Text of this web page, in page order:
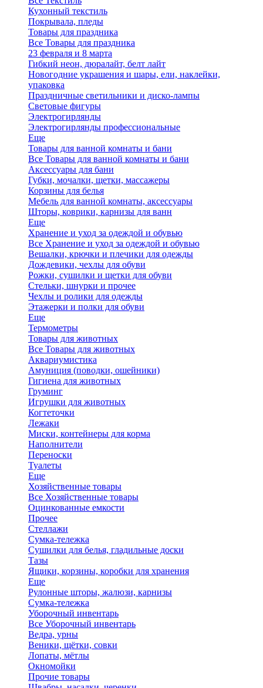
Кухонный текстиль
Покрывала, пледы
Товары для праздника
Все Товары для праздника
23 февраля и 8 марта
Гибкий неон, дюралайт, белт лайт
Новогодние украшения и шары, ели, наклейки,
упаковка
Праздничные светильники и диско-лампы
Световые фигуры
Электрогирлянды
Электрогирлянды профессиональные
Еще
Товары для ванной комнаты и бани
Все Товары для ванной комнаты и бани
Аксессуары для бани
Губки, мочалки, щетки, массажеры
Корзины для белья
Мебель для ванной комнаты, аксессуары
Шторы, коврики, карнизы для ванн
Еще
Хранение и уход за одеждой и обувью
Все Хранение и уход за одеждой и обувью
Вешалки, крючки и плечики для одежды
Дождевики, чехлы для обуви
Рожки, сушилки и щетки для обуви
Стельки, шнурки и прочее
Чехлы и ролики для одежды
Этажерки и полки для обуви
Еще
Термометры
Товары для животных
Все Товары для животных
Аквариумистика
Амуниция (поводки, ошейники)
Гигиена для животных
Груминг
Игрушки для животных
Когтеточки
Лежаки
Миски, контейнеры для корма
Наполнители
Переноски
Туалеты
Еще
Хозяйственные товары
Все Хозяйственные товары
Оцинкованные емкости
Прочее
Стеллажи
Сумка-тележка
Сушилки для белья, гладильные доски
Тазы
Ящики, корзины, коробки для хранения
Еще
Рулонные шторы, жалюзи, карнизы
Сумка-тележка
Уборочный инвентарь
Все Уборочный инвентарь
Ведра, урны
Веники, щётки, совки
Лопаты, мётлы
Окномойки
Прочие товары